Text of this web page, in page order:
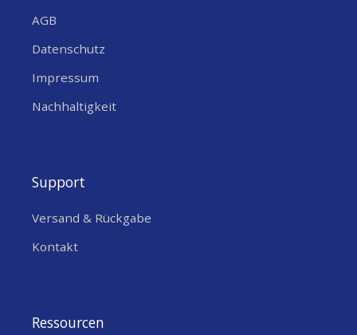
AGB
Datenschutz
Impressum
Nachhaltigkeit
Support
Versand & Rückgabe
Kontakt
Ressourcen